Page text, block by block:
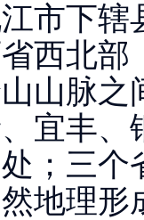
市下辖
西北
山脉
宜丰
；三
地理形